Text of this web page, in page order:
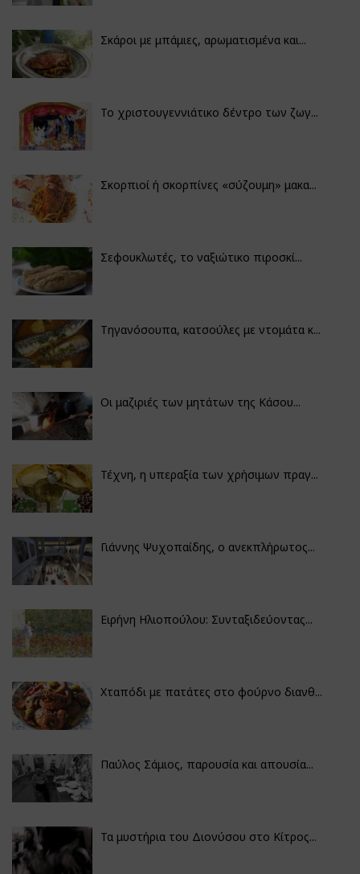
Σκάροι με μπάμιες, αρωματισμένα και...
Το χριστουγεννιάτικο δέντρο των ζωγ...
Σκορπιοί ή σκορπίνες «σύζουμη» μακα...
Σεφουκλωτές, το ναξιώτικο πιροσκί...
Τηγανόσουπα, κατσούλες με ντομάτα κ...
Οι μαζιριές των μητάτων της Κάσου...
Τέχνη, η υπεραξία των χρήσιμων πραγ...
Γιάννης Ψυχοπαίδης, ο ανεκπλήρωτος...
Ειρήνη Ηλιοπούλου: Συνταξιδεύοντας...
Χταπόδι με πατάτες στο φούρνο διανθ...
Παύλος Σάμιος, παρουσία και απουσία...
Τα μυστήρια του Διονύσου στο Κίτρος...